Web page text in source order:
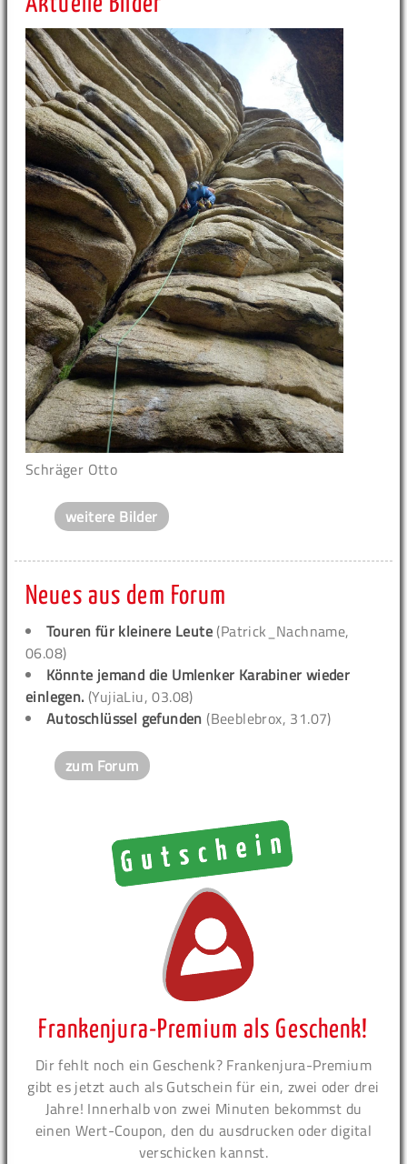
Schräger Otto
weitere Bilder
Neues aus dem Forum
Touren für kleinere Leute (Patrick_Nachname,
06.08)
Könnte jemand die Umlenker Karabiner wieder
einlegen. (YujiaLiu, 03.08)
Autoschlüssel gefunden (Beeblebrox, 31.07)
zum Forum
Frankenjura-Premium als Geschenk!
Dir fehlt noch ein Geschenk? Frankenjura-Premium
gibt es jetzt auch als Gutschein für ein, zwei oder drei
Jahre! Innerhalb von zwei Minuten bekommst du
einen Wert-Coupon, den du ausdrucken oder digital
verschicken kannst.